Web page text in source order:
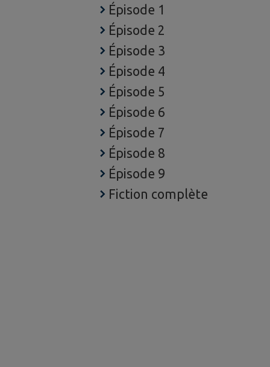
Épisode 1
Épisode 2
Épisode 3
Épisode 4
Épisode 5
Épisode 6
Épisode 7
Épisode 8
Épisode 9
Fiction complète